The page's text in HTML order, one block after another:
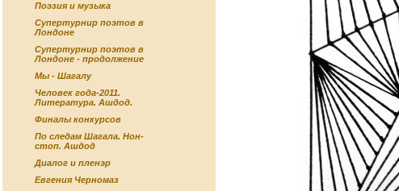
Поэзия и музыка
Супертурнир поэтов в
Лондоне
Супертурнир поэтов в
Лондоне - продолжение
Мы - Шагалу
Человек года-2011.
Литература. Ашдод.
Финалы конкурсов
По следам Шагала. Нон-
стоп. Ашдод
Диалог и пленэр
Евгения Черномаз